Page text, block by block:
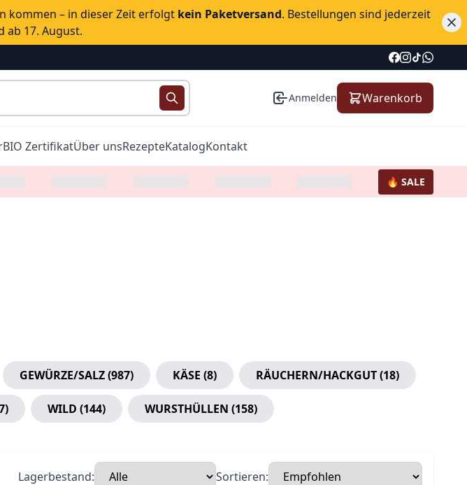
kommen – in dieser Zeit erfolgt kein Paketversand. Bestellungen sind jederzeit
ab 17. August.
Anmelden Warenkorb
BIO ZertifikatÜber unsRezepteKatalogKontakt
🔥 SALE
GEWÜRZE/SALZ(987) KÄSE (8) RÄUCHERN/HACKGUT(18)
) WILD (144) WURSTHÜLLEN (158)
Lagerbestand: Sortieren: